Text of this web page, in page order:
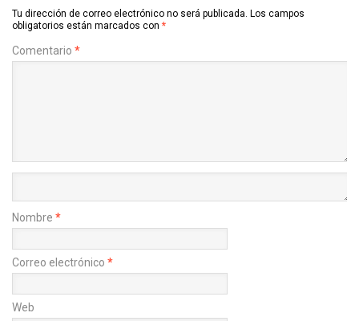
Tu dirección de correo electrónico no será publicada. Los campos
obligatorios están marcados con *
Comentario *
Nombre *
Correo electrónico *
Web